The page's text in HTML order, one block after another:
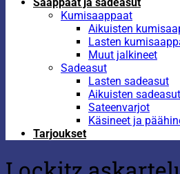
Kumisaappaat
Aikuisten
Lasten
Muut jalkineet
Sadeasut
Lasten sadeasut
Aikuisten sadeasut
Sateenvarjot
Käsineet ja
Tarjoukset